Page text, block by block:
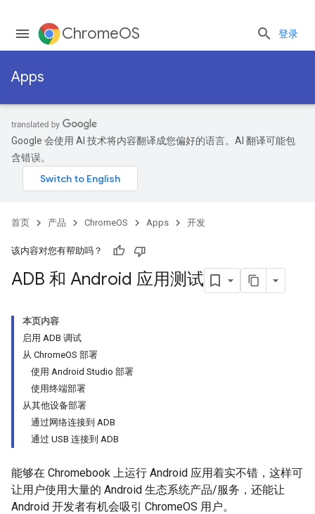
ChromeOS 登录
Apps
Google 会使用 AI 技术将内容翻译成您偏好的语言。AI 翻译可能包
含错误。
首页 产品 ChromeOS Apps 开发
该内容对您有帮助吗？
ADB 和 Android 应用测试
本页内容
启用 ADB 调试
从 ChromeOS 部署
使用 Android Studio 部署
使用终端部署
从其他设备部署
通过网络连接到 ADB
通过 USB 连接到 ADB
能够在 Chromebook 上运行 Android 应用着实不错，这样可
让用户使用大量的 Android 生态系统产品/服务，还能让
Android 开发者有机会吸引 ChromeOS 用户。